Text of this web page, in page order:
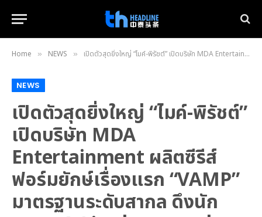
Home » NEWS » เปิดตัวสุดยิ่งใหญ่ “ไมค์-พิรัชต์” เปิดบริษัท MDA Entertainment ผลิตซีรีส์ฟอร์มยักษ์เรื่องแรก “VAMP” มาตรฐานระดับสากล ดึงนักแสดง A-List ร่วมแสดง มุ่งผลักดันเข้าสู่ตลาดโลก เหล่าคนดังเซเลบ ร่วมยินดีกันคับคั่ง แฟน ๆ สุดฮือฮายอมรับไพล็อตแรกจัดเต็ม
NEWS
เปิดตัวสุดยิ่งใหญ่ “ไมค์-พิรัชต์”
เปิดบริษัท MDA
Entertainment ผลิตซีรีส์
ฟอร์มยักษ์เรื่องแรก “VAMP”
มาตรฐานระดับสากล ดึงนัก